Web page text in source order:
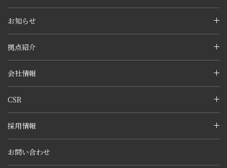
お知らせ
拠点紹介
会社情報
CSR
採用情報
お問い合わせ